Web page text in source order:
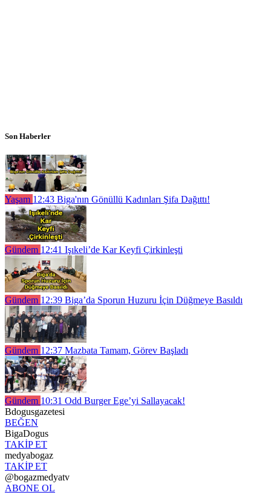
Son Haberler
Yaşam 12:43 Biga'nın Gönüllü Kadınları Şifa Dağıttı!
Gündem 12:41 Işıkeli’de Kar Keyfi Çirkinleşti
Gündem 12:39 Biga’da Sporun Huzuru İçin Düğmeye Basıldı
Gündem 12:37 Mazbata Tamam, Görev Başladı
Gündem 10:31 Odd Burger Ege’yi Sallayacak!
Bdogusgazetesi
BEĞEN
BigaDogus
TAKİP ET
medyabogaz
TAKİP ET
@bogazmedyatv
ABONE OL